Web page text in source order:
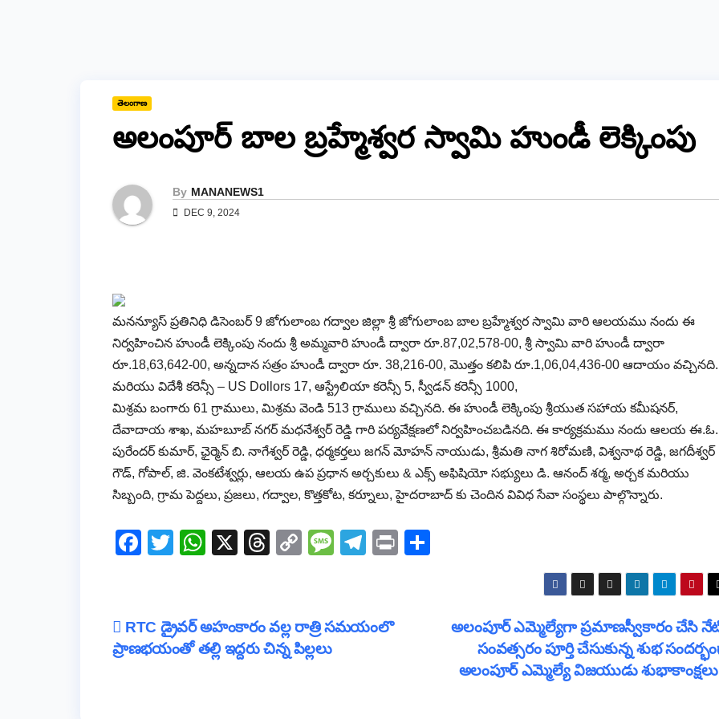
తెలంగాణ
అలంపూర్ బాల బ్రహ్మేశ్వర స్వామి హుండీ లెక్కింపు
By MANANEWS1
DEC 9, 2024
మనన్యూస్ ప్రతినిధి డిసెంబర్ 9 జోగులాంబ గద్వాల జిల్లా శ్రీ జోగులాంబ బాల బ్రహ్మేశ్వర స్వామి వారి ఆలయము నందు ఈ
నిర్వహించిన హుండీ లెక్కింపు నందు శ్రీ అమ్మవారి హుండీ ద్వారా రూ.87,02,578-00, శ్రీ స్వామి వారి హుండీ ద్వారా
రూ.18,63,642-00, అన్నదాన సత్రం హుండీ ద్వారా రూ. 38,216-00, మొత్తం కలిపి రూ.1,06,04,436-00 ఆదాయం వచ్చినది.
మరియు విదేశీ కరెన్సీ – US Dollors 17, ఆస్ట్రేలియా కరెన్సీ 5, స్వీడన్ కరెన్సీ 1000,
మిశ్రమ బంగారు 61 గ్రాములు, మిశ్రమ వెండి 513 గ్రాములు వచ్చినది. ఈ హుండీ లెక్కింపు శ్రీయుత సహాయ కమీషనర్,
దేవాదాయ శాఖ, మహబూబ్ నగర్ మధనేశ్వర్ రెడ్డి గారి పర్యవేక్షణలో నిర్వహించబడినది. ఈ కార్యక్రమము నందు ఆలయ ఈ.ఓ.
పురేందర్ కుమార్, ఛైర్మెన్ బి. నాగేశ్వర్ రెడ్డి, ధర్మకర్తలు జగన్ మోహన్ నాయుడు, శ్రీమతి నాగ శిరోమణి, విశ్వనాథ రెడ్డి, జగదీశ్వర్
గౌడ్, గోపాల్, జి. వెంకటేశ్వర్లు, ఆలయ ఉప ప్రధాన అర్చకులు & ఎక్స్ అఫిషియో సభ్యులు డి. ఆనంద్ శర్మ, అర్చక మరియు
సిబ్బంది, గ్రామ పెద్దలు, ప్రజలు, గద్వాల, కొత్తకోట, కర్నూలు, హైదరాబాద్ కు చెందిన వివిధ సేవా సంస్థలు పాల్గొన్నారు.
F
e
b
T
er
W
s
A
p
X
T
a
d
C
y
Li
n
M
a
T
gr
Pr
Post
navigation
అలంపూర్ ఎమ్మెల్యేగా ప్రమాణస్వీకారం చేసి
సంవత్సరం పూర్తి చేసుకున్న శుభ
అలంపూర్ ఎమ్మెల్యే విజయుడు శుభాకాంక్షలు
RTC డ్రైవర్ అహంకారం వల్ల రాత్రి సమయంలొ
ప్రాణభయంతో తల్లి ఇద్దరు చిన్న పిల్లలు